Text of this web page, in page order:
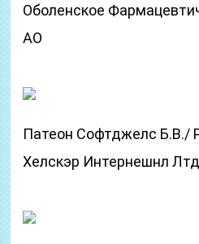
Оболенское
АО
Патеон Софтджелс Б.В./
Хелскэр Интернешнл